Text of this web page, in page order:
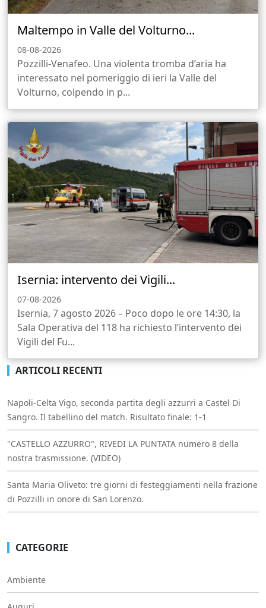
Maltempo in Valle del Volturno...
08-08-2026
Pozzilli-Venafeo. Una violenta tromba d’aria ha
interessato nel pomeriggio di ieri la Valle del
Volturno, colpendo in p...
Isernia: intervento dei Vigili...
07-08-2026
Isernia, 7 agosto 2026 – Poco dopo le ore 14:30, la
Sala Operativa del 118 ha richiesto l’intervento dei
Vigili del Fu...
ARTICOLI RECENTI
Napoli-Celta Vigo, seconda partita degli azzurri a Castel Di
Sangro. Il tabellino del match. Risultato finale: 1-1
"CASTELLO AZZURRO", RIVEDI LA PUNTATA numero 8 della
nostra trasmissione. (VIDEO)
Santa Maria Oliveto: tre giorni di festeggiamenti nella frazione
di Pozzilli in onore di San Lorenzo.
CATEGORIE
Ambiente